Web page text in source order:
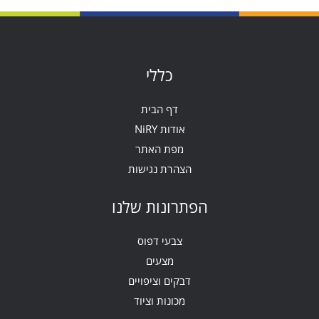
כללי
דף הבית
אודות NiRY
מפת האתר
הצהרת נגישות
הפתרונות שלנו
צבעי דפוס
מצעים
דבקים וציפויים
מכונות וציוד